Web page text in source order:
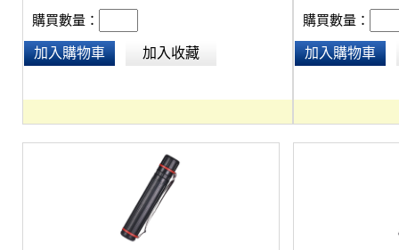
購買數量：
加入購物車 加入收藏
購買數量：
加入購物車